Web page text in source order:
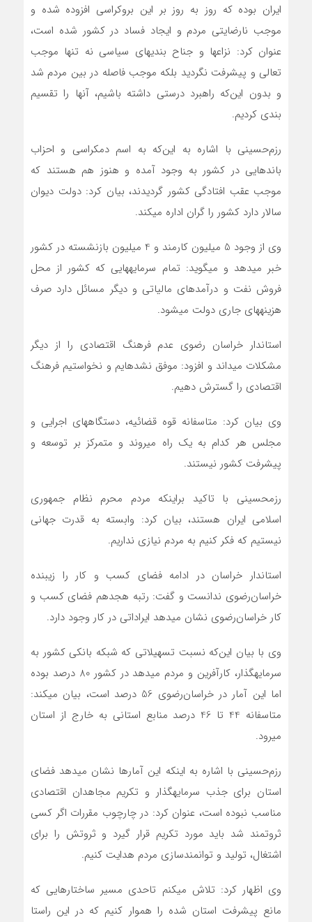
ایران بوده که روز به روز بر این بروکراسی افزوده شده و
موجب نارضایتی مردم و ایجاد فساد در کشور شده است،
عنوان کرد: نزاع‎ها و جناح بندی‎های سیاسی نه تنها موجب
تعالی و پیشرفت نگردید بلکه موجب فاصله در بین مردم شد
و بدون این‌که راهبرد درستی داشته باشیم، آنها را تقسیم
بندی کردیم.
رزم‌حسینی با اشاره به این‌که به اسم دمکراسی و احزاب
باندهایی در کشور به وجود آمده و هنوز هم هستند که
موجب عقب افتادگی کشور گردیدند، بیان کرد: دولت دیوان
سالار دارد کشور را گران اداره می‎کند.
وی از وجود 5 میلیون کارمند و 4 میلیون بازنشسته در کشور
خبر می‎دهد و می‎گوید: تمام سرمایه‎هایی که کشور از محل
فروش نفت و درآمدهای مالیاتی و دیگر مسائل دارد صرف
هزینه‎های جاری دولت می‎شود.
استاندار خراسان رضوی عدم فرهنگ اقتصادی را از دیگر
مشکلات می‎داند و افزود: موفق نشده‎ایم و نخواستیم فرهنگ
اقتصادی را گسترش دهیم.
وی بیان کرد: متاسفانه قوه قضائیه، دستگاههای اجرایی و
مجلس هر کدام به یک راه می‎روند و متمرکز بر توسعه و
پیشرفت کشور نیستند.
رزم‎حسینی با تاکید براینکه مردم محرم نظام جمهوری
اسلامی ایران هستند، بیان کرد: وابسته به قدرت جهانی
نیستیم که فکر کنیم به مردم نیازی نداریم.
استاندار خراسان در ادامه فضای کسب و کار را زیبنده
خراسان‌رضوی ندانست و گفت: رتبه هجدهم فضای کسب و
کار خراسان‌رضوی نشان می‎دهد ایراداتی در کار وجود دارد.
وی با بیان این‌که نسبت تسهیلاتی که شبکه بانکی کشور به
سرمایه‎گذار، کارآفرین و مردم می‎دهد در کشور 80 درصد بوده
اما این آمار در خراسان‌رضوی 56 درصد است، بیان می‎کند:
متاسفانه 44 تا 46 درصد منابع استانی به خارج از استان
می‎رود.
رزم‌حسینی با اشاره به اینکه این آمارها نشان می‎دهد فضای
استان برای جذب سرمایه‎گذار و تکریم مجاهدان اقتصادی
مناسب نبوده است، عنوان کرد: در چارچوب مقررات اگر کسی
ثروتمند شد باید مورد تکریم قرار گیرد و ثروتش را برای
اشتغال، تولید و توانمندسازی مردم هدایت کنیم.
وی اظهار کرد: تلاش می‎کنم تاحدی مسیر ساختارهایی که
مانع پیشرفت استان شده را هموار کنیم که در این راستا